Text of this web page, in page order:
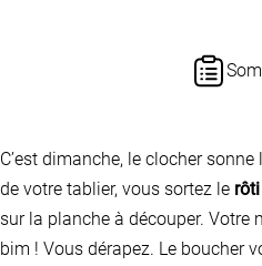
C’est dimanche, le clocher
de votre tablier, vous sortez le
sur la planche à découper. Votre
bim ! Vous dérapez. Le boucher